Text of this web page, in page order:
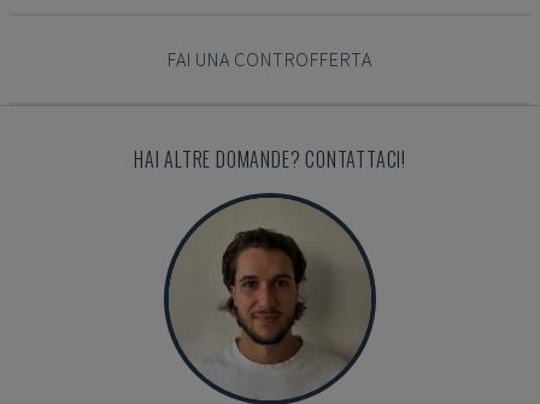
FAI UNA CONTROFFERTA
HAI ALTRE DOMANDE? CONTATTACI!